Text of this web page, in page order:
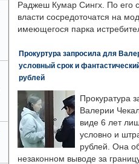
Раджеш Кумар Сингх. По его
власти сосредоточатся на
имеющегося парка
Прокуртура запросила для
условный срок и
рублей
Прокуратура
Валерии
виде 6 лет
условно и
рублей. Она
незаконном выводе за